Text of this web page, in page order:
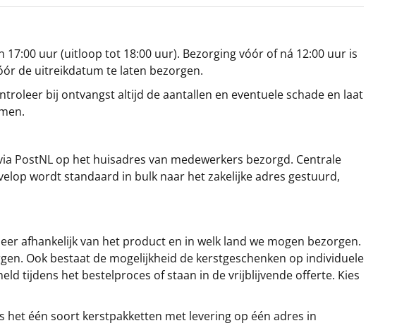
uur (uitloop tot 18:00 uur). Bezorging vóór of ná 12:00 uur is
de uitreikdatum te laten bezorgen.
bij ontvangst altijd de aantallen en eventuele schade en laat
PostNL op het huisadres van medewerkers bezorgd. Centrale
wordt standaard in bulk naar het zakelijke adres gestuurd,
afhankelijk van het product en in welk land we mogen bezorgen.
Ook bestaat de mogelijkheid de kerstgeschenken op individuele
tijdens het bestelproces of staan in de vrijblijvende offerte. Kies
het één soort kerstpakketten met levering op één adres in